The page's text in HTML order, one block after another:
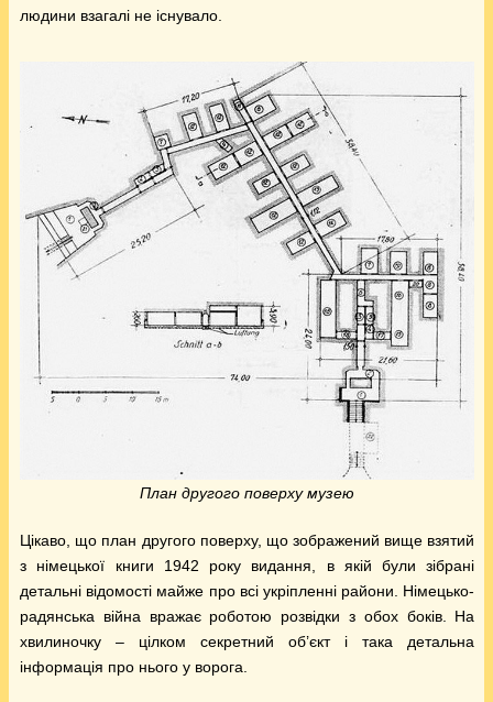
людини взагалі не існувало.
План другого поверху музею
Цікаво, що план другого поверху, що зображений вище взятий
з німецької книги 1942 року видання, в якій були зібрані
детальні відомості майже про всі укріпленні райони. Німецько-
радянська війна вражає роботою розвідки з обох боків. На
хвилиночку – цілком секретний об’єкт і така детальна
інформація про нього у ворога.